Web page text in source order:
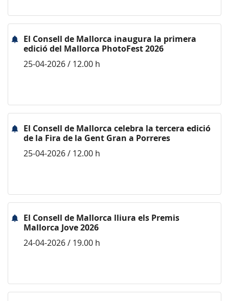
El Consell de Mallorca inaugura la primera
edició del Mallorca PhotoFest 2026
25-04-2026 / 12.00 h
El Consell de Mallorca celebra la tercera edició
de la Fira de la Gent Gran a Porreres
25-04-2026 / 12.00 h
El Consell de Mallorca lliura els Premis
Mallorca Jove 2026
24-04-2026 / 19.00 h